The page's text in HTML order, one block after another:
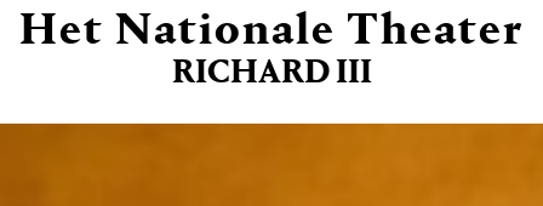
RICHARD III
Het Nationale Theater